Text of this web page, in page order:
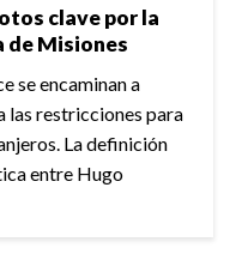
clave por la
de Misiones
se encaminan a
las restricciones para
La definición
entre Hugo